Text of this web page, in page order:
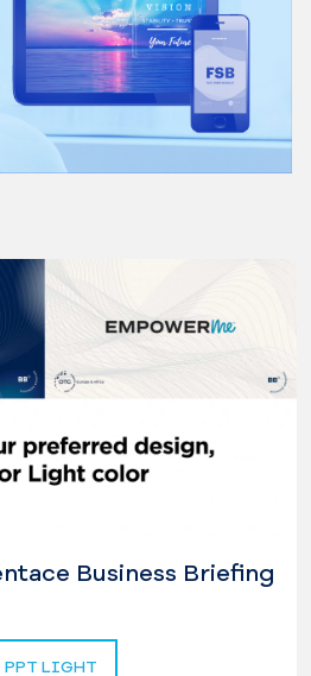
Business Briefing
PPT LIGHT